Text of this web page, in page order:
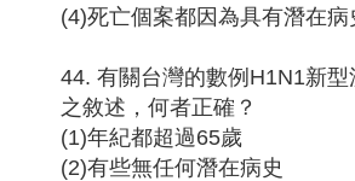
(4)死亡個案都因為具有潛在病
44. 有關台灣的數例H1N1新
之敘述，何者正確？
(1)年紀都超過65歲
(2)有些無任何潛在病史